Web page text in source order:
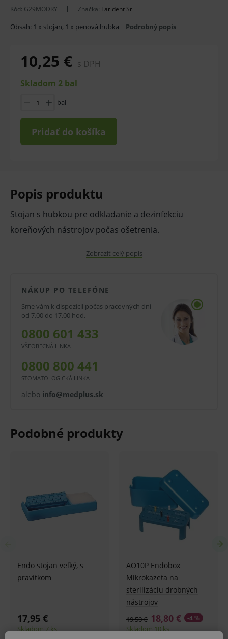
Kód: G29MODRY Značka: Larident Srl
Obsah: 1 x stojan, 1 x penová hubka Podrobný popis
10,25 € s DPH
Skladom 2 bal
bal
Pridať do košíka
Popis produktu
Stojan s hubkou pre odkladanie a dezinfekciu
koreňových nástrojov počas ošetrenia.
V prípade porušenia zapečateného obalu tohto
zmluvy v lehote 14 dní.
Zobraziť celý popis
NÁKUP PO TELEFÓNE
Sme vám k dispozícii počas pracovných dní
od 7.00 do 17.00 hod.
0800 601 433
VŠEOBECNÁ LINKA
0800 800 441
STOMATOLOGICKÁ LINKA
alebo info@medplus.sk